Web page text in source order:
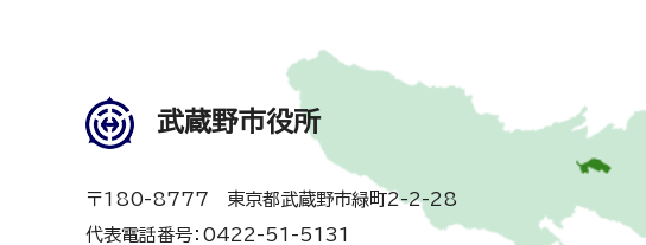
武蔵野市役所
〒180-8777 東京都武蔵野市緑町2-2-28
代表電話番号：0422-51-5131